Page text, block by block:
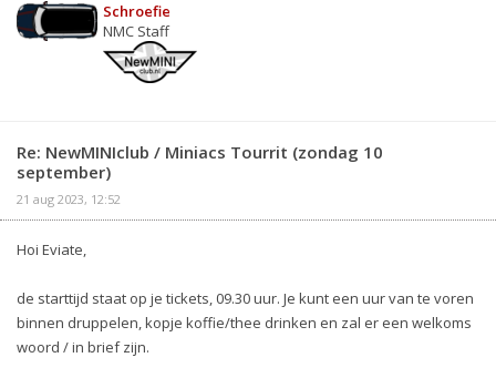
Schroefie
NMC Staff
Re: NewMINIclub / Miniacs Tourrit (zondag 10
september)
21 aug 2023, 12:52
Hoi Eviate,
de starttijd staat op je tickets, 09.30 uur. Je kunt een uur van te voren
binnen druppelen, kopje koffie/thee drinken en zal er een welkoms
woord / in brief zijn.